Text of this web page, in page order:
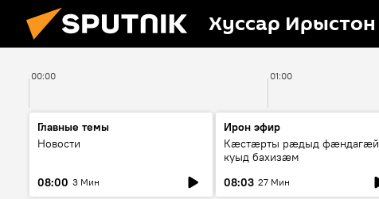
Хуссар Ирыстон
00:00 01:00
Главные темы
Новости
08:00 3 Мин
Ирон эфир
Кæстæрты рæдыд фæндагæй
куыд бахизæм
08:03 27 Мин